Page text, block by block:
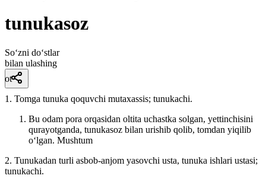
tunukasoz
So‘zni do‘stlar
bilan ulashing
ot
1. Tomga tunuka qoquvchi mutaxassis; tunukachi.
Bu odam pora orqasidan oltita uchastka solgan, yettinchisini
qurayotganda, tunukasoz bilan urishib qolib, tomdan yiqilib
oʻlgan. Mushtum
2. Tunukadan turli asbob-anjom yasovchi usta, tunuka ishlari ustasi;
tunukachi.